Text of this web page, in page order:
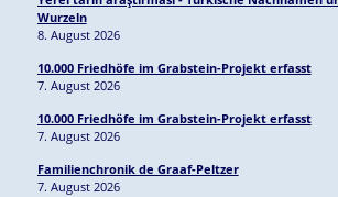
Wurzeln
8. August 2026
10.000 Friedhöfe im Grabstein-Projekt erfasst
7. August 2026
10.000 Friedhöfe im Grabstein-Projekt erfasst
7. August 2026
Familienchronik de Graaf-Peltzer
7. August 2026